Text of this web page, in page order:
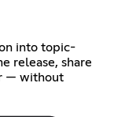
into topic-
release, share
— without